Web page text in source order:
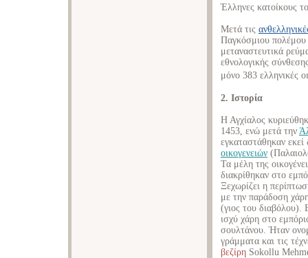
Έλληνες κατοίκους
Μετά τις
Παγκόσμιου
μεταναστευτικά
εθνολογικής
μόνο 383 ελληνικές
2. Ιστορία
Η Αγχίαλος
1453, ενώ μετά την
εγκαταστάθηκαν
οικογενειών
Τα μέλη της
διακρίθηκαν στο
Ξεχωρίζει η
με την παράδοση
(γιος του διαβόλου).
ισχύ χάρη στο
σουλτάνου. Ήταν
γράμματα και τις
βεζίρη Sokollu